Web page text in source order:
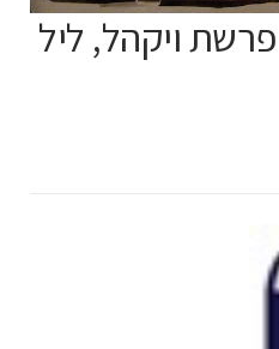
ויקהל, ליל